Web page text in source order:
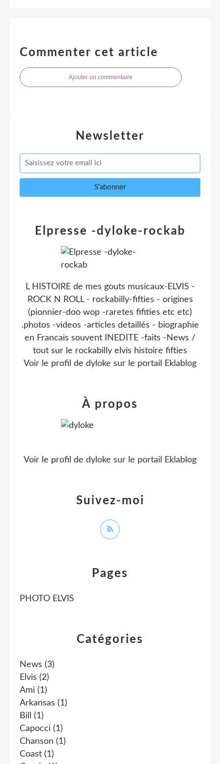
Commenter cet article
Ajouter un commentaire
Newsletter
Catégories
News (3)
Elvis (2)
Ami (1)
Arkansas (1)
Bill
(1)
Capocci (1)
Chanson (1)
Coast (1)
Pages
PHOTO ELVIS
Elpresse -dyloke-rockab
L HISTOIRE de mes gouts musicaux-ELVIS -
ROCK N ROLL - rockabilly-fifties - origines
(pionnier-doo wop -raretes fifities etc etc)
.photos -videos -articles detaillés - biographie
en Francais souvent INEDITE -faits -News /
tout sur le rockabilly elvis histoire fifties
Voir le profil de dyloke sur le portail Eklablog
Suivez-moi
À propos
Voir le profil de dyloke sur le portail Eklablog